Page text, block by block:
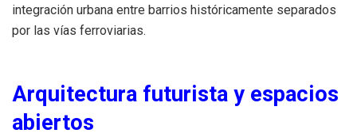
integración urbana entre barrios históricamente separados
por las vías ferroviarias.
Arquitectura futurista y espacios
abiertos